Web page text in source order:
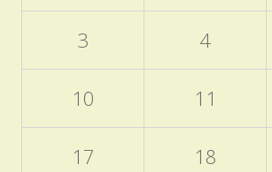
3 4
10 11
17 18